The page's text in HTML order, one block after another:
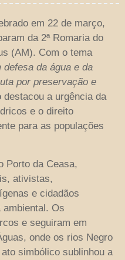
em 22 de março,
da 2ª Romaria do
(AM). Com o tema
da água e da
por preservação e
destacou a urgência da
e o direito
para as populações
Porto da Ceasa,
ativistas,
e cidadãos
Os
e seguiram em
onde os rios Negro
simbólico sublinhou a